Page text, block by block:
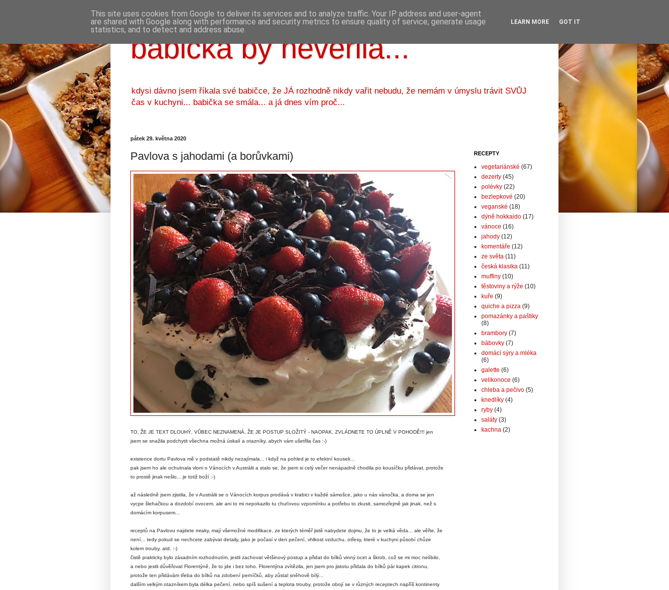
babička by nevěřila...
kdysi dávno jsem říkala své babičce, že JÁ rozhodně nikdy vařit nebudu, že nemám v úmyslu trávit SVŮJ
čas v kuchyni... babička se smála... a já dnes vím proč...
pátek 29. května 2020
Pavlova s jahodami (a borůvkami)
TO, ŽE JE TEXT DLOUHÝ, VŮBEC NEZNAMENÁ, ŽE JE POSTUP SLOŽITÝ - NAOPAK, ZVLÁDNETE TO ÚPLNĚ V POHODĚ!!! jen
jsem se snažila podchytit všechna možná úskalí a otazníky, abych vám ušetřila čas :-)
existence dortu Pavlova mě v podstatě nikdy nezajímala... i když na pohled je to efektní kousek...
pak jsem ho ale ochutnala vloni o Vánocích v Austrálii a stalo se, že jsem si celý večer nenápadně chodila po kousíčku přidávat, protože
to prostě jinak nešlo... je totiž boží :-)
až následně jsem zjistila, že v Austrálii se o Vánocích korpus prodává v krabici v každé sámošce, jako u nás vánočka, a doma se jen
vycpe šlehačkou a dozdobí ovocem, ale ani to mi nepokazilo tu chuťovou vzpomínku a potřebu to zkusit, samozřejmě jak jinak, než s
domácím korpusem...
receptů na Pavlovu najdete mraky, mají všemožné modifikace, ze kterých téměř jistě nabydete dojmu, že to je velká věda... ale věřte, že
není... tedy pokud se nechcete zabývat detaily, jako je počasí v den pečení, vhlkost vzduchu, otřesy, které v kuchyni působí chůze
kolem trouby, atd. :-)
čistě prakticky bylo zásadním rozhodnutím, jestli zachovat většinový postup a přidat do bílků vinný ocet a škrob, což se mi moc nelíbilo,
a nebo jestli důvěřovat Florentýně, že to jde i bez toho. Florentýna zvítězila, jen jsem pro jistotu přidala do bílků pár kapek citronu,
protože ten přidávám třeba do bílků na zdobení perníčků, aby zůstal sněhově bílý...
dalším velkým otazníkem byla délka pečení, nebo spíš sušení a teplota trouby, protože obojí se v různých receptech napříš kontinenty
RECEPTY
vegetariánské (67)
dezerty (45)
polévky (22)
bezlepkové (20)
veganské (18)
dýně hokkaido (17)
vánoce (16)
jahody (12)
komentáře (12)
ze světa (11)
česká klasika (11)
muffiny (10)
těstoviny a rýže (10)
kuře (9)
quiche a pizza (9)
pomazánky a paštiky
(8)
brambory (7)
bábovky (7)
domácí sýry a mléka
(6)
galette (6)
velikonoce (6)
chleba a pečivo (5)
knedlíky (4)
ryby (4)
saláty (3)
kachna (2)
This site uses cookies from Google to deliver its services and to analyze traffic. Your IP address and user-agent
are shared with Google along with performance and security metrics to ensure quality of service, generate usage
statistics, and to detect and address abuse.
LEARN MORE GOT IT